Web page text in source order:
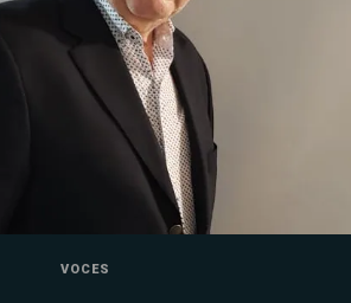
VOCES